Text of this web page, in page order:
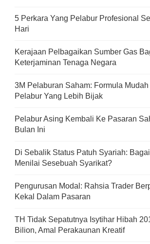
5 Perkara Yang Pelabur Profesional
Hari
Kerajaan Pelbagaikan Sumber Gas
Keterjaminan Tenaga Negara
3M Pelaburan Saham: Formula
Pelabur Yang Lebih Bijak
Pelabur Asing Kembali Ke Pasaran
Bulan Ini
Di Sebalik Status Patuh Syariah:
Menilai Sesebuah Syarikat?
Pengurusan Modal: Rahsia Trader
Kekal Dalam Pasaran
TH Tidak Sepatutnya Isytihar Hibah
Bilion, Amal Perakaunan Kreatif